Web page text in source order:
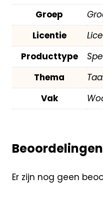
Groep
Licentie
Producttype
Thema
Vak
Beoordelingen
Er zijn nog geen